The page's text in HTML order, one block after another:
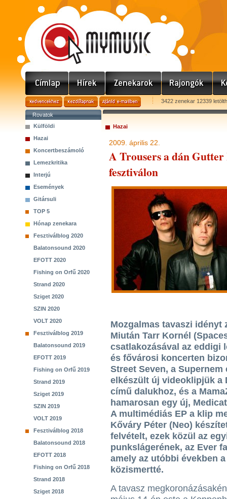
3422 zenekar 12339
Rovatok
Külföldi
Hazai
Koncertbeszámoló
Lemezkritika
Interjú
Események
Gitársuli
TOP 5
Hónap zenekara
Fesztiválblog 2020
Balatonsound 2020
EFOTT 2020
Fishing on Orfű 2020
Strand 2020
Sziget 2020
SZIN 2020
VOLT 2020
Fesztiválblog 2019
Balatonsound 2019
EFOTT 2019
Fishing on Orfű 2019
Strand 2019
Sziget 2019
SZIN 2019
VOLT 2019
Fesztiválblog 2018
Balatonsound 2018
EFOTT 2018
Fishing on Orfű 2018
Strand 2018
Sziget 2018
Hazai
2009. április 22.
A Trousers a dán
fesztiválon
Mozgalmas tavaszi idényt
Miután Tarr Kornél
csatlakozásával az eddigi
és fővárosi koncerten
Street Seven, a
elkészült új videoklipjük a
című dalukhoz, és a
hamarosan egy új,
A multimédiás EP a klip
Kőváry Péter (Neo)
felvételt, ezek közül az
punkslágerének, az Ever
amely az utóbbi években
közismertté.
A tavasz